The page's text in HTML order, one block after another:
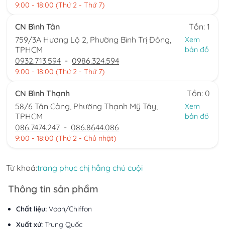
9:00 - 18:00 (Thứ 2 - Thứ 7)
CN Bình Tân
Tồn: 1
759/3A Hương Lộ 2, Phường Bình Trị Đông,
TPHCM
Xem
bản đồ
0932.713.594 - 0986.324.594
9:00 - 18:00 (Thứ 2 - Thứ 7)
CN Bình Thạnh
Tồn: 0
58/6 Tân Cảng, Phường Thạnh Mỹ Tây,
TPHCM
Xem
bản đồ
086.7474.247 - 086.8644.086
9:00 - 18:00 (Thứ 2 - Chủ nhật)
Từ khoá:trang phục chị hằng chú cuội
Thông tin sản phẩm
Chất liệu: Voan/Chiffon
Xuất xứ: Trung Quốc